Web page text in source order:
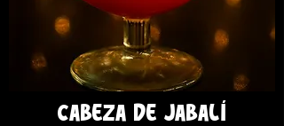
CABEZA DE JABALÍ